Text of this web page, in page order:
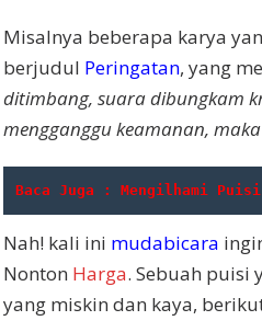
Misalnya beberapa karya
berjudul Peringatan, yang
ditimbang, suara dibungkam
mengganggu keamanan,
Baca Juga : Mengilhami
Nah! kali ini mudabicara
Nonton Harga. Sebuah puisi
yang miskin dan kaya,